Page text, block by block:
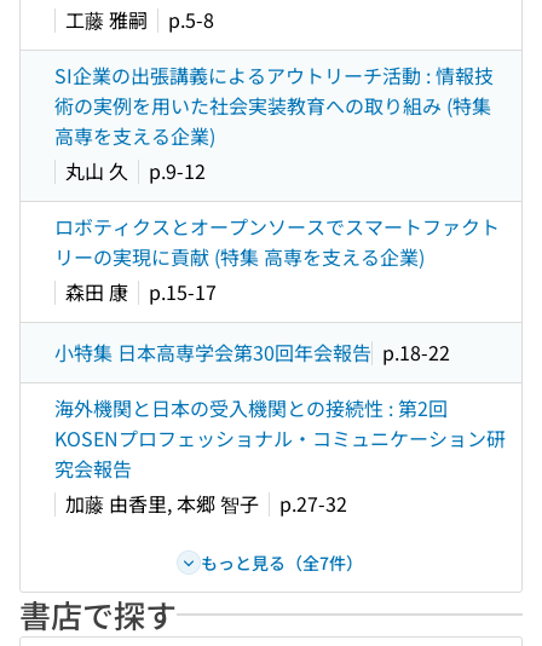
工藤 雅嗣
p.5-8
SI企業の出張講義によるアウトリーチ活動 : 情報技
術の実例を用いた社会実装教育への取り組み (特集
高専を支える企業)
丸山 久
p.9-12
ロボティクスとオープンソースでスマートファクト
リーの実現に貢献 (特集 高専を支える企業)
森田 康
p.15-17
小特集 日本高専学会第30回年会報告 p.18-22
海外機関と日本の受入機関との接続性 : 第2回
KOSENプロフェッショナル・コミュニケーション研
究会報告
加藤 由香里, 本郷 智子
p.27-32
もっと見る（全7件）
書店で探す